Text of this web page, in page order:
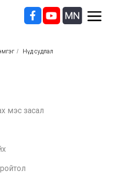
/ Нүд судлал
мэс засал